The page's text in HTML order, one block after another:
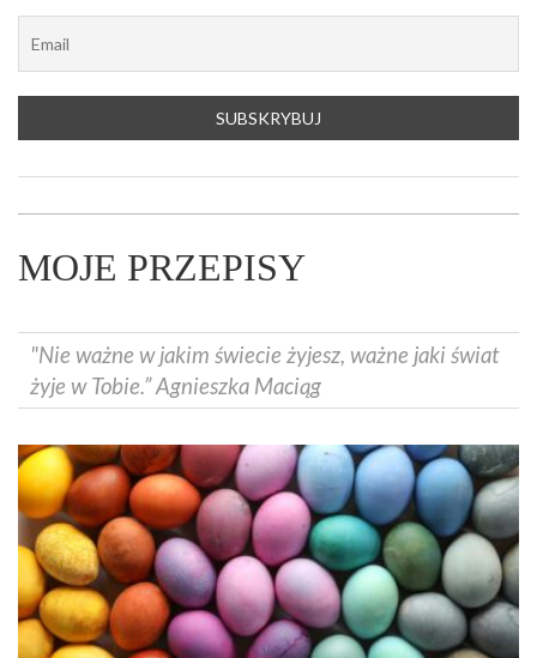
MOJE PRZEPISY
"Nie ważne w jakim świecie żyjesz, ważne jaki świat
żyje w Tobie.” Agnieszka Maciąg